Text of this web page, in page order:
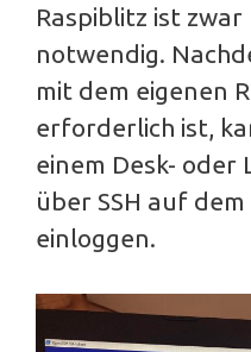
Raspiblitz ist
notwendig.
mit dem eigenen
erforderlich ist,
einem Desk-
über SSH auf
einloggen.